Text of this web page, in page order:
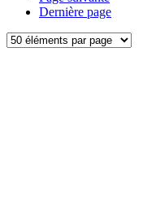
Dernière page